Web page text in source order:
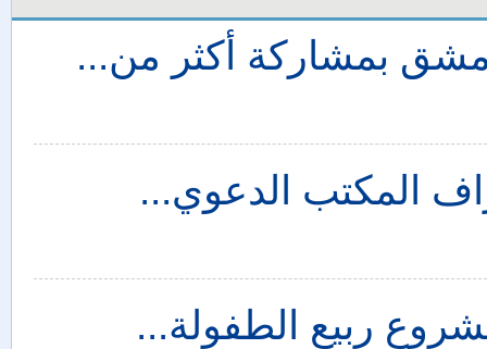
بمشاركة أكثر من...
ربيع الطفولة...